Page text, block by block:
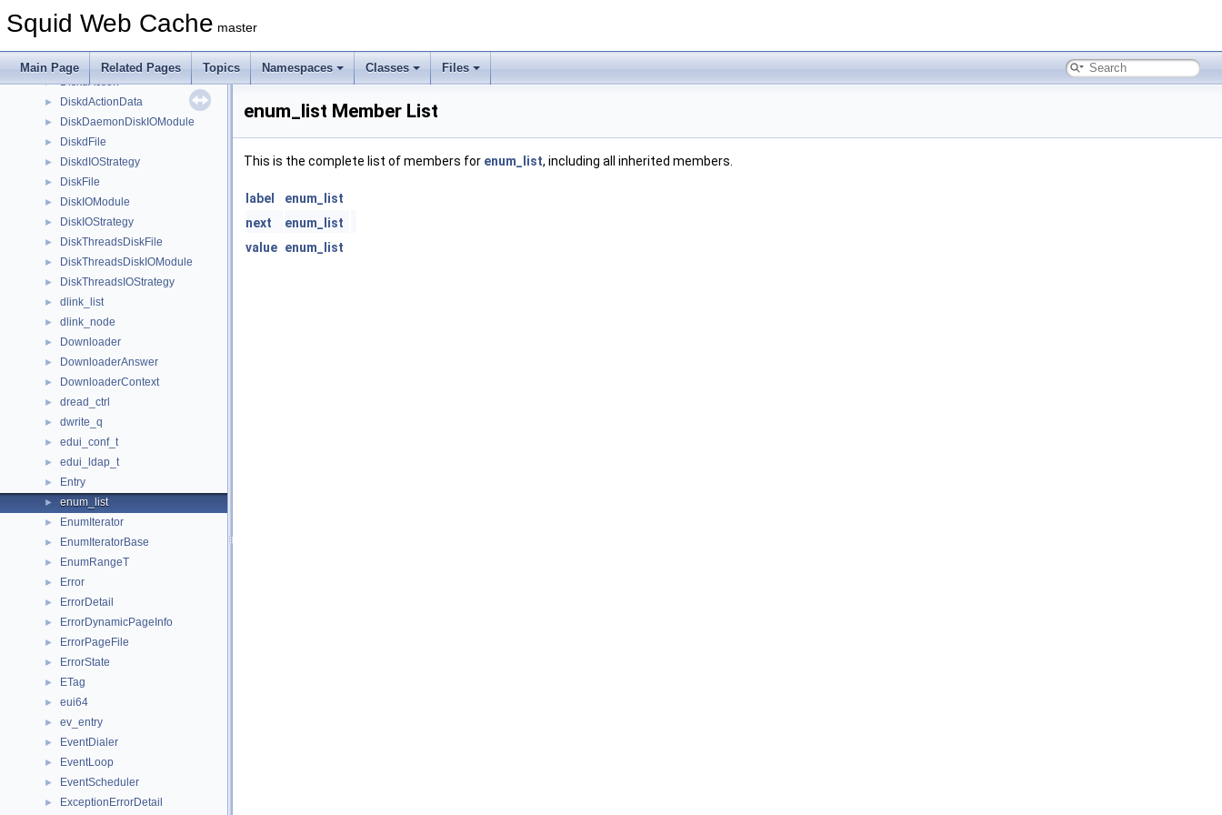
Squid Web Cache master
Main Page Related Pages Topics Namespaces Classes Files
► DigestFetchState
► diskd_stats_t
► DiskdAction
► DiskdActionData
► DiskDaemonDiskIOModule
► DiskdFile
► DiskdIOStrategy
► DiskFile
► DiskIOModule
► DiskIOStrategy
► DiskThreadsDiskFile
► DiskThreadsDiskIOModule
► DiskThreadsIOStrategy
► dlink_list
► dlink_node
► Downloader
► DownloaderAnswer
► DownloaderContext
► dread_ctrl
► dwrite_q
► edui_conf_t
► edui_ldap_t
► Entry
► enum_list
► EnumIterator
► EnumIteratorBase
► EnumRangeT
► Error
► ErrorDetail
► ErrorDynamicPageInfo
► ErrorPageFile
► ErrorState
► ETag
► eui64
► ev_entry
► EventDialer
► EventLoop
► EventScheduler
► ExceptionErrorDetail
enum_list Member List
This is the complete list of members for enum_list, including all inherited members.
label
enum_list
next
enum_list
value enum_list